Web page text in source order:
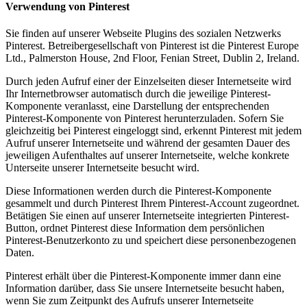
Verwendung von Pinterest
Sie finden auf unserer Webseite Plugins des sozialen Netzwerks
Pinterest. Betreibergesellschaft von Pinterest ist die Pinterest Europe
Ltd., Palmerston House, 2nd Floor, Fenian Street, Dublin 2, Ireland.
Durch jeden Aufruf einer der Einzelseiten dieser Internetseite wird
Ihr Internetbrowser automatisch durch die jeweilige Pinterest-
Komponente veranlasst, eine Darstellung der entsprechenden
Pinterest-Komponente von Pinterest herunterzuladen. Sofern Sie
gleichzeitig bei Pinterest eingeloggt sind, erkennt Pinterest mit jedem
Aufruf unserer Internetseite und während der gesamten Dauer des
jeweiligen Aufenthaltes auf unserer Internetseite, welche konkrete
Unterseite unserer Internetseite besucht wird.
Diese Informationen werden durch die Pinterest-Komponente
gesammelt und durch Pinterest Ihrem Pinterest-Account zugeordnet.
Betätigen Sie einen auf unserer Internetseite integrierten Pinterest-
Button, ordnet Pinterest diese Information dem persönlichen
Pinterest-Benutzerkonto zu und speichert diese personenbezogenen
Daten.
Pinterest erhält über die Pinterest-Komponente immer dann eine
Information darüber, dass Sie unsere Internetseite besucht haben,
wenn Sie zum Zeitpunkt des Aufrufs unserer Internetseite